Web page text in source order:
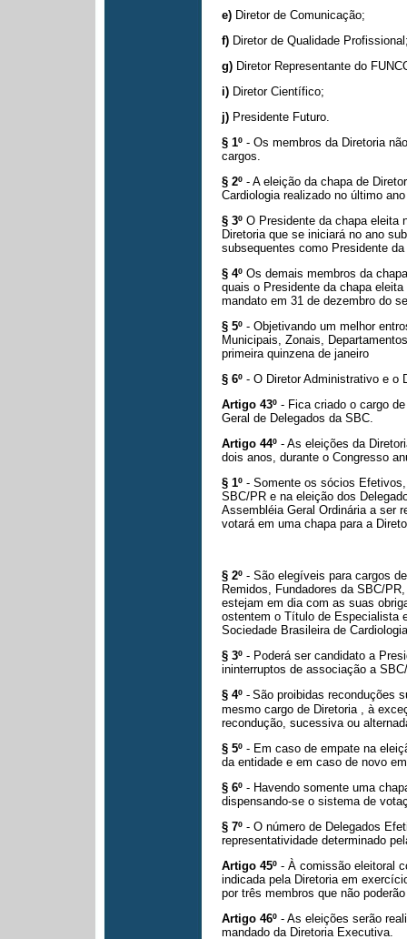
e) Diretor de Comunicação;
f) Diretor de Qualidade
g) Diretor Representante do
i) Diretor Científico;
j) Presidente Futuro.
§ 1º - Os membros da Diretoria
cargos.
§ 2º - A eleição da chapa de
Cardiologia realizado no último
§ 3º O Presidente da chapa eleita
Diretoria que se iniciará no ano
subsequentes como Presidente da
§ 4º Os demais membros da
quais o Presidente da chapa
mandato em 31 de dezembro do
§ 5º - Objetivando um melhor
Municipais, Zonais,
primeira quinzena de janeiro
§ 6º - O Diretor Administrativo e o
Artigo 43º - Fica criado o cargo
Geral de Delegados da SBC.
Artigo 44º - As eleições da
dois anos, durante o Congresso
§ 1º - Somente os sócios
SBC/PR e na eleição dos
Assembléia Geral Ordinária a ser
votará em uma chapa para a
§ 2º - São elegíveis para cargos
Remidos, Fundadores da SBC/
estejam em dia com as suas
ostentem o Título de Especialista
Sociedade Brasileira de
§ 3º - Poderá ser candidato a
ininterruptos de associação a
§ 4º - São proibidas reconduções
mesmo cargo de Diretoria , à
recondução, sucessiva ou
§ 5º - Em caso de empate na
da entidade e em caso de novo
§ 6º - Havendo somente uma
dispensando-se o sistema de
§ 7º - O número de Delegados
representatividade determinado
Artigo 45º - À comissão eleitoral
indicada pela Diretoria em
por três membros que não
Artigo 46º - As eleições serão
mandado da Diretoria Executiva.